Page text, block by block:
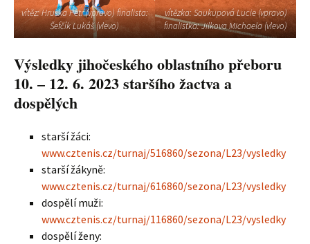
vítěz: Hruška Petr (vpravo) finalista:
Šefčík Lukáš (vlevo)
vítězka: Soukupová Lucie (vpravo)
finalistka: Jilkova Michaela (vlevo)
Výsledky jihočeského oblastního přeboru
10. – 12. 6. 2023 staršího žactva a
dospělých
starší žáci:
www.cztenis.cz/turnaj/516860/sezona/L23/vysledky
starší žákyně:
www.cztenis.cz/turnaj/616860/sezona/L23/vysledky
dospělí muži:
www.cztenis.cz/turnaj/116860/sezona/L23/vysledky
dospělí ženy: